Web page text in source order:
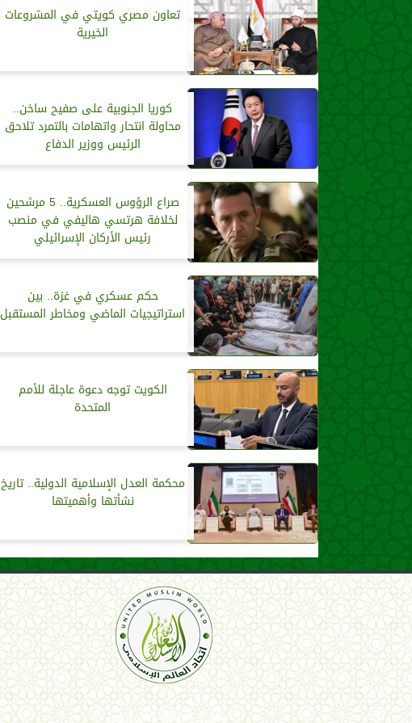
تعاون مصري كويتي في المشروعات
الخيرية
كوريا الجنوبية على صفيح ساخن..
محاولة انتحار واتهامات بالتمرد تلاحق
الرئيس ووزير الدفاع
صراع الرؤوس العسكرية.. 5 مرشحين
لخلافة هرتسي هاليفي في منصب
رئيس الأركان الإسرائيلي
حكم عسكري في غزة.. بين
استراتيجيات الماضي ومخاطر المستقبل
الكويت توجه دعوة عاجلة للأمم
المتحدة
محكمة العدل الإسلامية الدولية.. تاريخ
نشأتها وأهميتها
اتحاد العالم الإسلامي